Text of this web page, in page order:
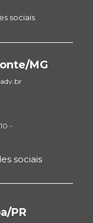
sociais
MG
-
sociais
PR